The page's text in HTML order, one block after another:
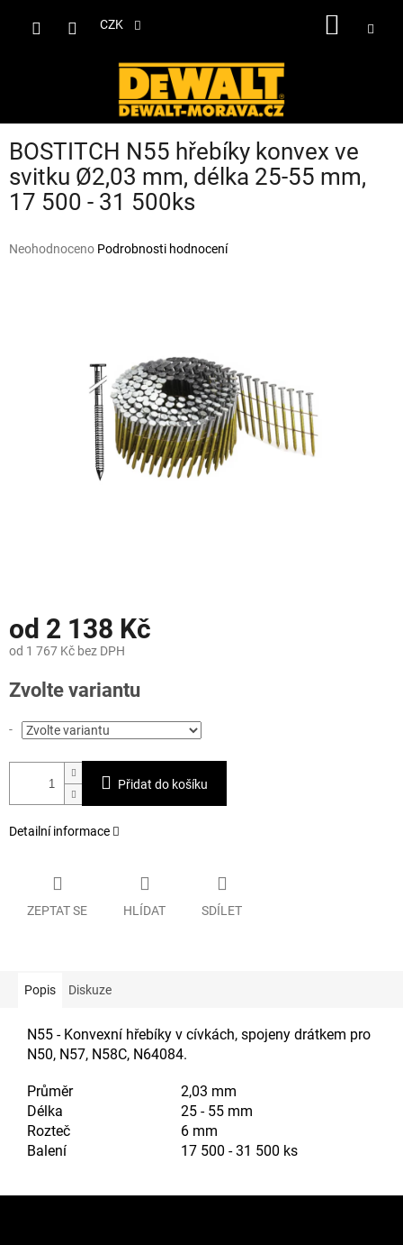
CZK
BOSTITCH N55 hřebíky konvex ve
svitku Ø2,03 mm, délka 25-55 mm,
17 500 - 31 500ks
Průměrné
Neohodnoceno Podrobnosti hodnocení
od 2 138 Kč
od 1 767 Kč bez DPH
cena:
Zvolte variantu
-
Přidat do košíku
Detailní informace
ZEPTAT SE HLÍDAT SDÍLET
Popis Diskuze
N55 - Konvexní hřebíky v cívkách, spojeny drátkem pro
N50, N57, N58C, N64084.
Průměr
2,03 mm
Délka
25 - 55 mm
Rozteč
6 mm
Balení
17 500 - 31 500 ks